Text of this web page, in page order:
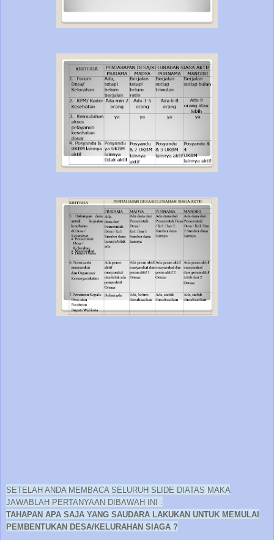
SETELAH ANDA MEMBACA SELURUH SLIDE DIATAS MAKA
JAWABLAH PERTANYAAN DIBAWAH INI :
TAHAPAN APA SAJA YANG SAUDARA LAKUKAN UNTUK MEMULAI
PEMBENTUKAN DESA/KELURAHAN SIAGA ?